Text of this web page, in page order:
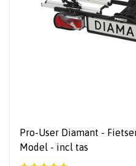
Pro-User Diamant - Fietsendrager 2x Ebike - 2026
Model - incl tas